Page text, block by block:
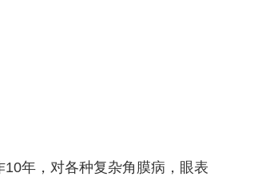
年，对各种复杂角膜病，眼表